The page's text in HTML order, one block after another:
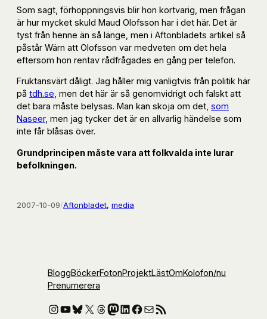
Som sagt, förhoppningsvis blir hon kortvarig, men frågan
är hur mycket skuld Maud Olofsson har i det här. Det är
tyst från henne än så länge, men i Aftonbladets artikel så
påstår Wärn att Olofsson var medveten om det hela
eftersom hon rentav rådfrågades en gång per telefon.
Fruktansvärt dåligt. Jag håller mig vanligtvis från politik här
på tdh.se , men det här är så genomvidrigt och falskt att
det bara måste belysas. Man kan skoja om det, som
Naseer, men jag tycker det är en allvarlig händelse som
inte får blåsas över.
Grundprincipen måste vara att folkvalda inte lurar
befolkningen.
2007-10-09/Aftonbladet, media
BloggBöckerFotonProjektLästOmKolofon/nu
Prenumerera
Instagram
YouTube
Bluesky
X Threads
Mastodon
LinkedIn
Facebook
E-postRSS-flöde